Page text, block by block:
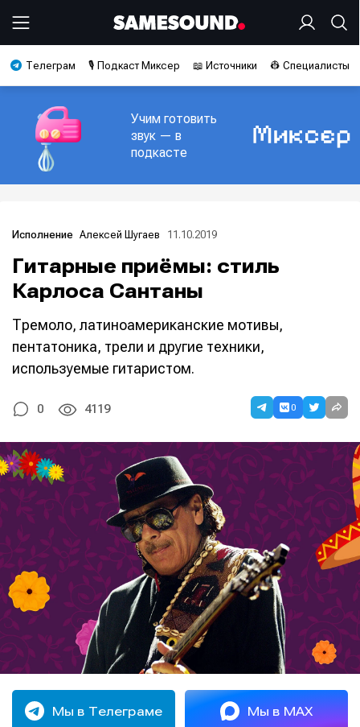
Телеграм 🎙️ Подкаст Миксер 📖 Источники 👷 Специалисты
Учим готовить
звук — в
подкасте
Исполнение Алексей Шугаев 11.10.2019
Гитарные приёмы: стиль
Карлоса Сантаны
Тремоло, латиноамериканские мотивы,
пентатоника, трели и другие техники,
используемые гитаристом.
0 4119 0
Мы в Телеграме Мы в MAX